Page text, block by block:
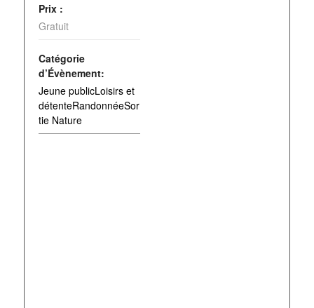
Prix :
Gratuit
Catégorie
d’Évènement:
Jeune publicLoisirs et
détenteRandonnéeSor
tie Nature